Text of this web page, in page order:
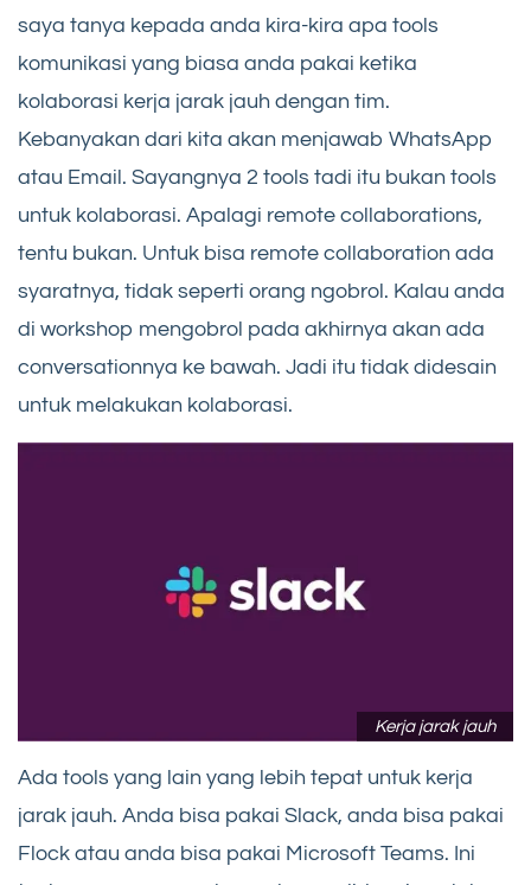
saya tanya kepada anda kira-kira apa tools
komunikasi yang biasa anda pakai ketika
kolaborasi kerja jarak jauh dengan tim.
Kebanyakan dari kita akan menjawab WhatsApp
atau Email. Sayangnya 2 tools tadi itu bukan tools
untuk kolaborasi. Apalagi remote collaborations,
tentu bukan. Untuk bisa remote collaboration ada
syaratnya, tidak seperti orang ngobrol. Kalau anda
di workshop mengobrol pada akhirnya akan ada
conversationnya ke bawah. Jadi itu tidak didesain
untuk melakukan kolaborasi.
Kerja jarak jauh
Ada tools yang lain yang lebih tepat untuk kerja
jarak jauh. Anda bisa pakai Slack, anda bisa pakai
Flock atau anda bisa pakai Microsoft Teams. Ini